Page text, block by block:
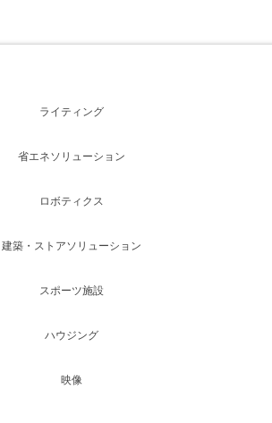
ライティング
省エネソリューション
ロボティクス
建築・ストアソリューション
スポーツ施設
ハウジング
映像